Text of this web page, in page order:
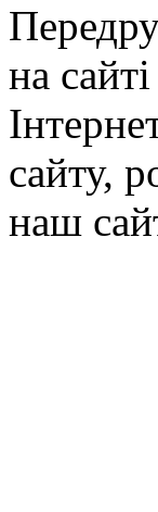
на
сайту,
наш